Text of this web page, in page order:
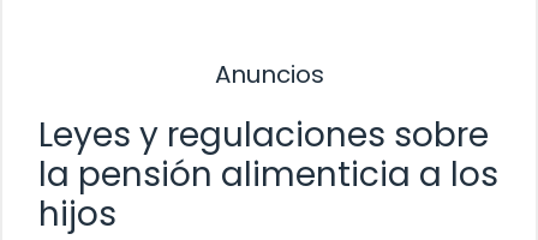
Anuncios
Leyes y regulaciones sobre
la pensión alimenticia a los
hijos